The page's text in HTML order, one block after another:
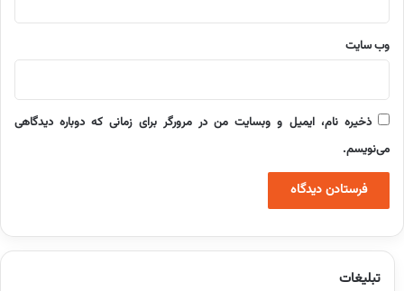
وب‌ سایت
ذخیره نام، ایمیل و وبسایت من در مرورگر برای زمانی که دوباره دیدگاهی
می‌نویسم.
تبلیغات